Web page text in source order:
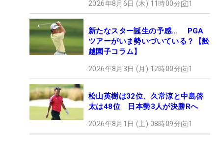
2026年8月6日 (木) 11時00分 1
新たなスター誕生の予感… PGA
ツアーがいま勢いづいている？【舩
越園子コラム】
2026年8月3日 (月) 12時00分 1
松山英樹は32位、久常涼と中島啓
太は48位 日本勢3人が決勝Rへ
2026年8月1日 (土) 08時09分 1